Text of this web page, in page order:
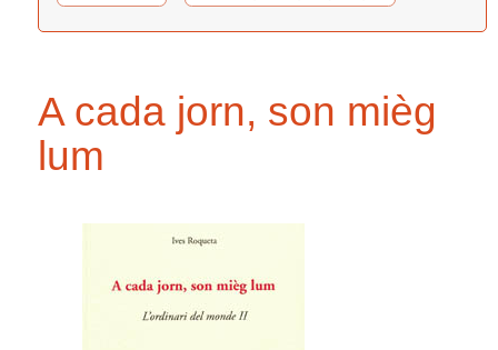
A cada jorn, son mièg
lum